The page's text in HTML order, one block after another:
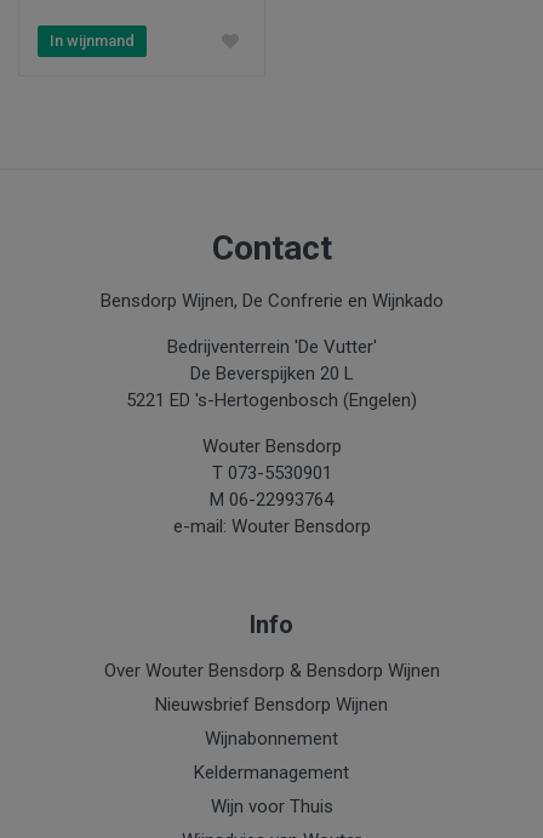
In wijnmand
Contact
Bensdorp Wijnen, De Confrerie en Wijnkado
Bedrijventerrein 'De Vutter'
De Beverspijken 20 L
5221 ED 's-Hertogenbosch (Engelen)
Wouter Bensdorp
T 073-5530901
M 06-22993764
e-mail: Wouter Bensdorp
Info
Over Wouter Bensdorp & Bensdorp Wijnen
Nieuwsbrief Bensdorp Wijnen
Wijnabonnement
Keldermanagement
Wijn voor Thuis